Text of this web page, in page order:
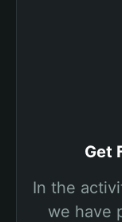
Get
In the
we have